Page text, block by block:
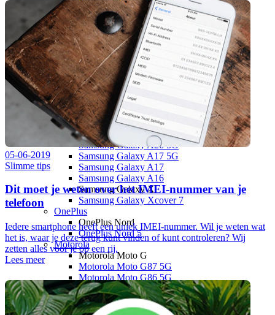
Samsung Galaxy S25 FE
Samsung Galaxy S25 Edge
Samsung Galaxy S25
Samsung Galaxy S24 FE
Samsung Galaxy A
Samsung Galaxy A57 5G
Samsung Galaxy A56 5G
Samsung Galaxy A55 5G
Samsung Galaxy A37 5G
Samsung Galaxy A36 5G
Samsung Galaxy A35 5G
Samsung Galaxy A27 5G
Samsung Galaxy A26 5G
Samsung Galaxy A17 5G
Samsung Galaxy A17
Samsung Galaxy A16
Samsung Galaxy X
Samsung Galaxy Xcover 7
OnePlus
OnePlus Nord
OnePlus Nord 5
Motorola
Motorola Moto G
Motorola Moto G87 5G
Motorola Moto G86 5G
Motorola Moto G77
Motorola Moto G67
Motorola Moto G56 5G
05-06-2019
Slimme tips
Dit moet je weten over het IMEI-nummer van je
telefoon
Iedere smartphone heeft een uniek IMEI-nummer. Wil je weten wat
het is, waar je deze terug kunt vinden of kunt controleren? Wij
zetten alles voor je op een rij.
Lees meer